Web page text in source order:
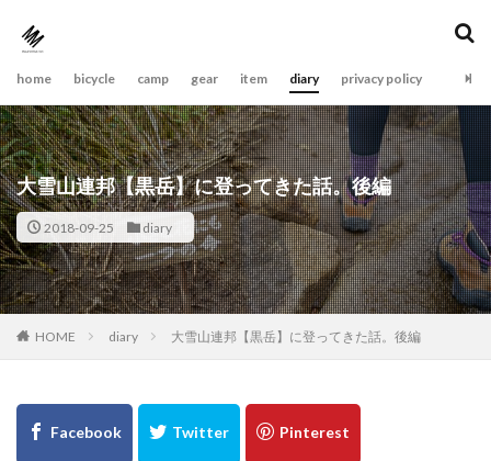
home bicycle camp gear item diary privacy policy
大雪山連邦【黒岳】に登ってきた話。後編
2018-09-25 diary
HOME diary 大雪山連邦【黒岳】に登ってきた話。後編